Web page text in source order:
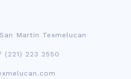
Martin Texmelucan
(221) 223 2550